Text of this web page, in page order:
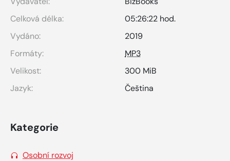
Celková délka:
05:26:22 hod.
Vydáno:
2019
Formáty:
MP3
Velikost:
300 MiB
Jazyk:
Čeština
Kategorie
Osobní rozvoj